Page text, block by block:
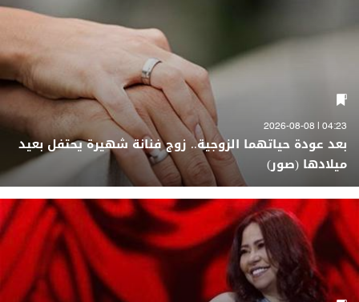
04:23 | 2026-08-08
بعد عودة حياتهما الزوجية.. زوج فنانة شهيرة يحتفل بعيد
ميلادها (صور)